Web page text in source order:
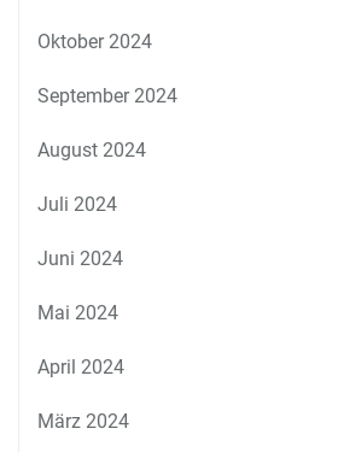
Oktober 2024
September 2024
August 2024
Juli 2024
Juni 2024
Mai 2024
April 2024
März 2024